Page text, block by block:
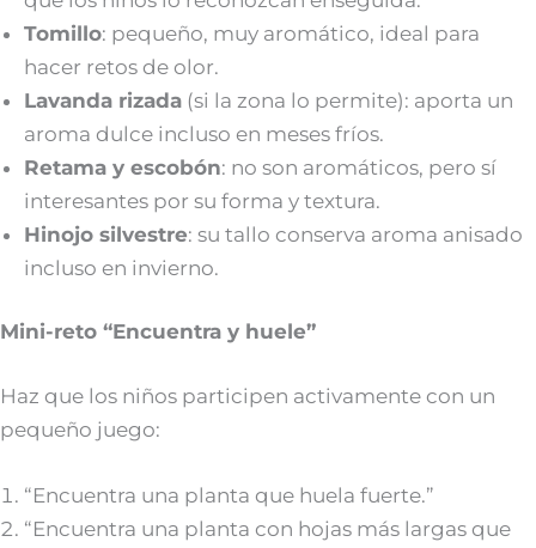
Tomillo: pequeño, muy aromático, ideal para
hacer retos de olor.
Lavanda rizada (si la zona lo permite): aporta un
aroma dulce incluso en meses fríos.
Retama y escobón: no son aromáticos, pero sí
interesantes por su forma y textura.
Hinojo silvestre: su tallo conserva aroma anisado
incluso en invierno.
Mini-reto “Encuentra y huele”
Haz que los niños participen activamente con un
pequeño juego:
“Encuentra una planta que huela fuerte.”
“Encuentra una planta con hojas más largas que